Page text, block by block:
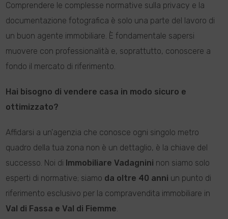
Comprendere le complesse normative sulla privacy e la
documentazione fotografica è solo una parte del lavoro di
un buon agente immobiliare. È fondamentale sapersi
muovere con professionalità e, soprattutto, conoscere a
fondo il mercato di riferimento.
Hai bisogno di vendere casa in modo sicuro e
ottimizzato?
Affidarsi a un'agenzia che conosce ogni singolo metro
quadro della tua zona non è un dettaglio, è la chiave del
successo. Noi di Immobiliare Vadagnini non siamo solo
esperti di normative; siamo da oltre 40 anni un punto di
riferimento esclusivo per la compravendita immobiliare in
Val di Fassa e Val di Fiemme.